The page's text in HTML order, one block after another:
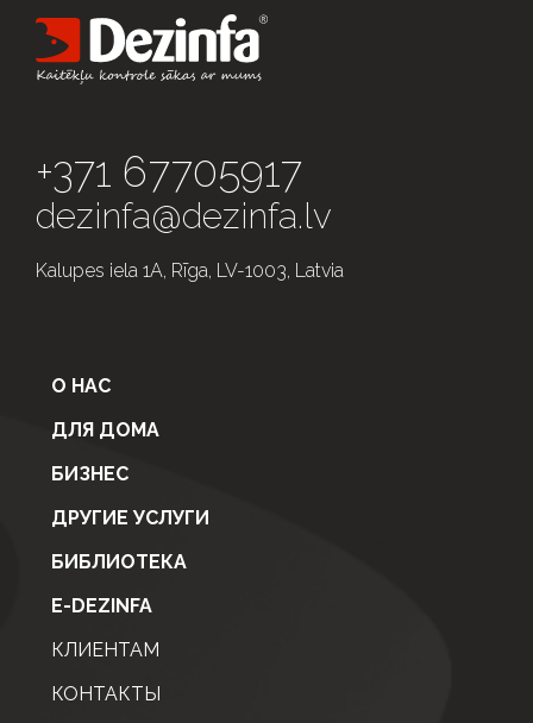
+371 67705917
dezinfa@dezinfa.lv
Kalupes iela 1A, Rīga, LV-1003, Latvia
О НАС
ДЛЯ ДОМА
БИЗНЕС
ДРУГИЕ УСЛУГИ
БИБЛИОТЕКА
E-DEZINFA
КЛИЕНТАМ
КОНТАКТЫ